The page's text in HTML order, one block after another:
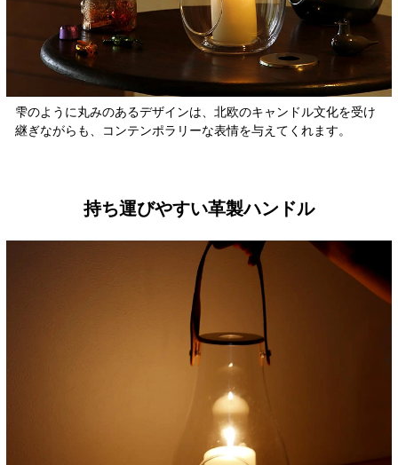
雫のように丸みのあるデザインは、北欧のキャンドル文化を受け
継ぎながらも、コンテンポラリーな表情を与えてくれます。
持ち運びやすい革製ハンドル